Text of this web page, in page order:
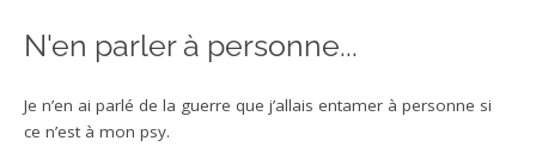
N'en parler à personne...
Je n’en ai parlé de la guerre que j’allais entamer à personne si
ce n’est à mon psy.